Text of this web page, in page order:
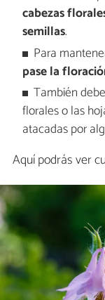
cabezas
semillas.
Para
pase la
También
florales o las
atacadas por
Aquí podrás ver